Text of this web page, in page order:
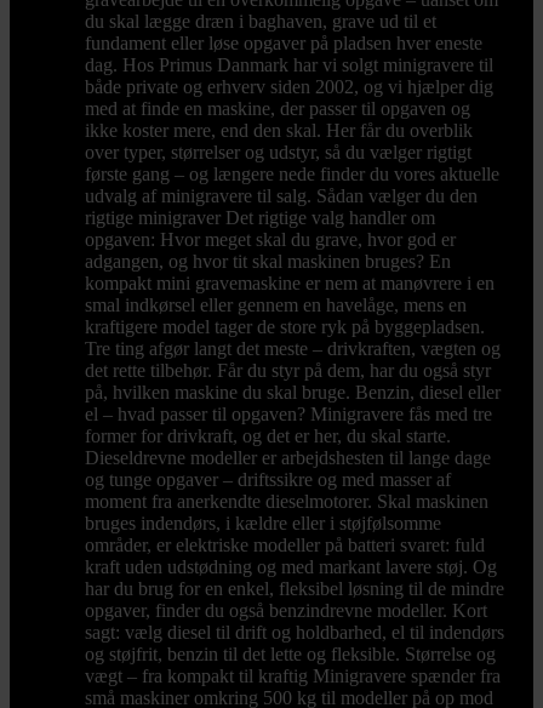
du skal lægge dræn i baghaven, grave ud til et
fundament eller løse opgaver på pladsen hver eneste
dag. Hos Primus Danmark har vi solgt minigravere til
både private og erhverv siden 2002, og vi hjælper dig
med at finde en maskine, der passer til opgaven og
ikke koster mere, end den skal. Her får du overblik
over typer, størrelser og udstyr, så du vælger rigtigt
første gang – og længere nede finder du vores aktuelle
udvalg af minigravere til salg. Sådan vælger du den
rigtige minigraver Det rigtige valg handler om
opgaven: Hvor meget skal du grave, hvor god er
adgangen, og hvor tit skal maskinen bruges? En
kompakt mini gravemaskine er nem at manøvrere i en
smal indkørsel eller gennem en havelåge, mens en
kraftigere model tager de store ryk på byggepladsen.
Tre ting afgør langt det meste – drivkraften, vægten og
det rette tilbehør. Får du styr på dem, har du også styr
på, hvilken maskine du skal bruge. Benzin, diesel eller
el – hvad passer til opgaven? Minigravere fås med tre
former for drivkraft, og det er her, du skal starte.
Dieseldrevne modeller er arbejdshesten til lange dage
og tunge opgaver – driftssikre og med masser af
moment fra anerkendte dieselmotorer. Skal maskinen
bruges indendørs, i kældre eller i støjfølsomme
områder, er elektriske modeller på batteri svaret: fuld
kraft uden udstødning og med markant lavere støj. Og
har du brug for en enkel, fleksibel løsning til de mindre
opgaver, finder du også benzindrevne modeller. Kort
sagt: vælg diesel til drift og holdbarhed, el til indendørs
og støjfrit, benzin til det lette og fleksible. Størrelse og
vægt – fra kompakt til kraftig Minigravere spænder fra
små maskiner omkring 500 kg til modeller på op mod